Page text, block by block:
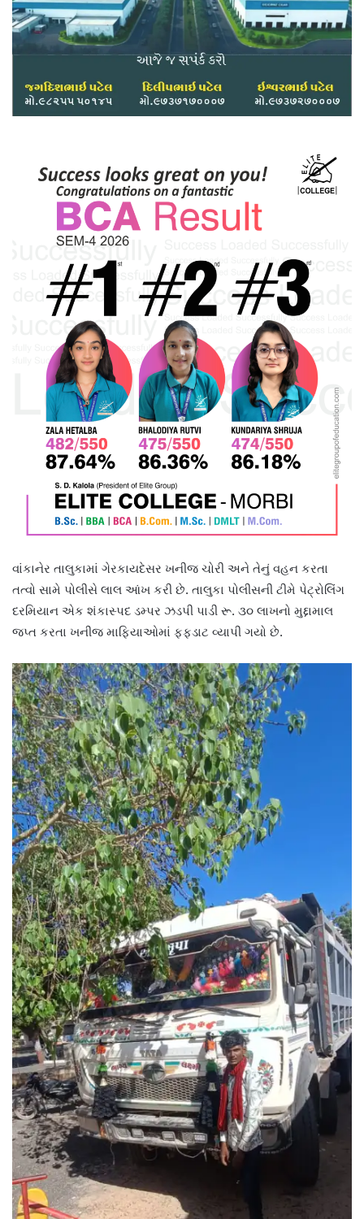
વાંકાનેર તાલુકામાં ગેરકાયદેસર ખનીજ ચોરી અને તેનું વહન કરતા
તત્વો સામે પોલીસે લાલ આંખ કરી છે. તાલુકા પોલીસની ટીમે પેટ્રોલિંગ
દરમિયાન એક શંકાસ્પદ ડમ્પર ઝડપી પાડી રૂ. ૩૦ લાખનો મુદ્દામાલ
જપ્ત કરતા ખનીજ માફિયાઓમાં ફફડાટ વ્યાપી ગયો છે.